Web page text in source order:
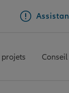
projets